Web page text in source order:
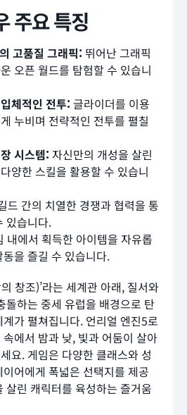
주요 특징
고품질 그래픽: 뛰어난 그래픽
오픈 월드를 탐험할 수 있습니
체적인 전투: 글라이더를 이용
누비며 전략적인 전투를 펼칠
시스템: 자신만의 개성을 살린
양한 스킬을 활용할 수 있습니
드 간의 치열한 경쟁과 협력을 통
있습니다.
내에서 획득한 아이템을 자유롭
을 즐길 수 있습니다.
창조)’라는 세계관 아래, 질서와
돌하는 중세 유럽을 배경으로 탄
가 펼쳐집니다. 언리얼 엔진5로
에서 밤과 낮, 빛과 어둠이 살아
요. 게임은 다양한 클래스와 성
어에게 폭넓은 선택지를 제공
살린 캐릭터를 육성하는 즐거움